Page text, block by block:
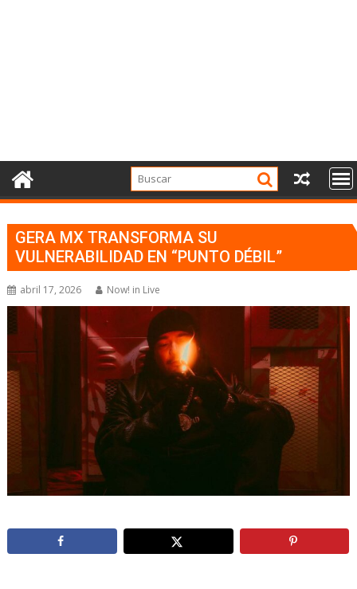
GERA MX TRANSFORMA SU
VULNERABILIDAD EN “PUNTO DÉBIL”
abril 17, 2026 Now! in Live